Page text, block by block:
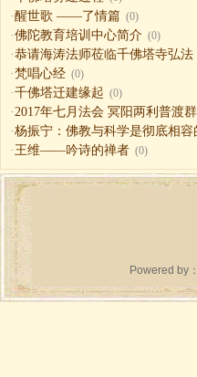
·醒世歌 ——了情篇 (0)
·佛陀教育培训中心简介 (0)
·恭请海涛法师莅临千佛塔寺弘法
·梵唱心经 (0)
·千佛塔迁建缘起 (0)
·2017年七月法会 冥阳两利普渡
·杨振宁：佛教与科学是彻底相容
·王维——吟诗的禅者 (0)
Powered by：